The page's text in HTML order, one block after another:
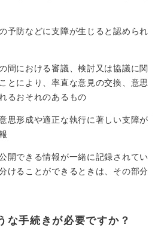
予防などに支障が生じると認められ
間における審議、検討又は協議に関
とにより、率直な意見の交換、意思
るおそれのあるもの
思形成や適正な執行に著しい支障が
開できる情報が一緒に記録されてい
けることができるときは、その部分
手続きが必要ですか？